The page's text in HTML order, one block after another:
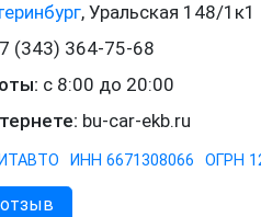
, Уральская 148/1к1
(343) 364-75-68
с 8:00 до 20:00
bu-car-ekb.ru
ИНН 6671308066 ОГРН